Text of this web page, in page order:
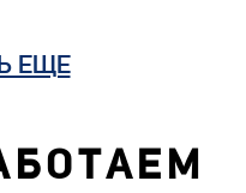
ЕЩЕ